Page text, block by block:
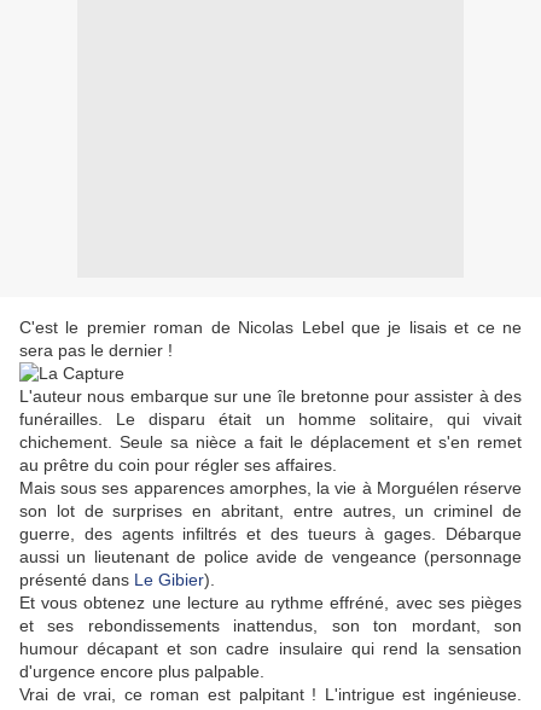
C'est le premier roman de Nicolas Lebel que je lisais et ce ne
sera pas le dernier !
L'auteur nous embarque sur une île bretonne pour assister à des
funérailles. Le disparu était un homme solitaire, qui vivait
chichement. Seule sa nièce a fait le déplacement et s'en remet
au prêtre du coin pour régler ses affaires.
Mais sous ses apparences amorphes, la vie à Morguélen réserve
son lot de surprises en abritant, entre autres, un criminel de
guerre, des agents infiltrés et des tueurs à gages. Débarque
aussi un lieutenant de police avide de vengeance (personnage
présenté dans Le Gibier).
Et vous obtenez une lecture au rythme effréné, avec ses pièges
et ses rebondissements inattendus, son ton mordant, son
humour décapant et son cadre insulaire qui rend la sensation
d'urgence encore plus palpable.
Vrai de vrai, ce roman est palpitant ! L'intrigue est ingénieuse.